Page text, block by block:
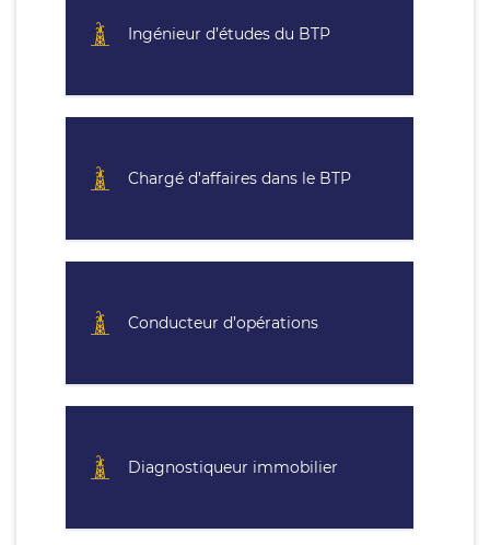
Ingénieur d’études du BTP
Chargé d’affaires dans le BTP
Conducteur d’opérations
Diagnostiqueur immobilier